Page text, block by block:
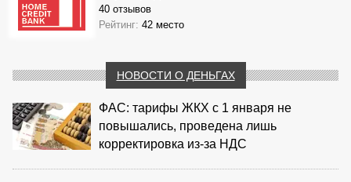
40 отзывов
Рейтинг: 42 место
НОВОСТИ О ДЕНЬГАХ
ФАС: тарифы ЖКХ с 1 января не
повышались, проведена лишь
корректировка из‑за НДС